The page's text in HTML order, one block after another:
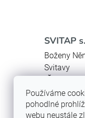
Používáme
pohodlné
webu neustále
SVITAP
Boženy
Svitavy
DIČ:
ID datové